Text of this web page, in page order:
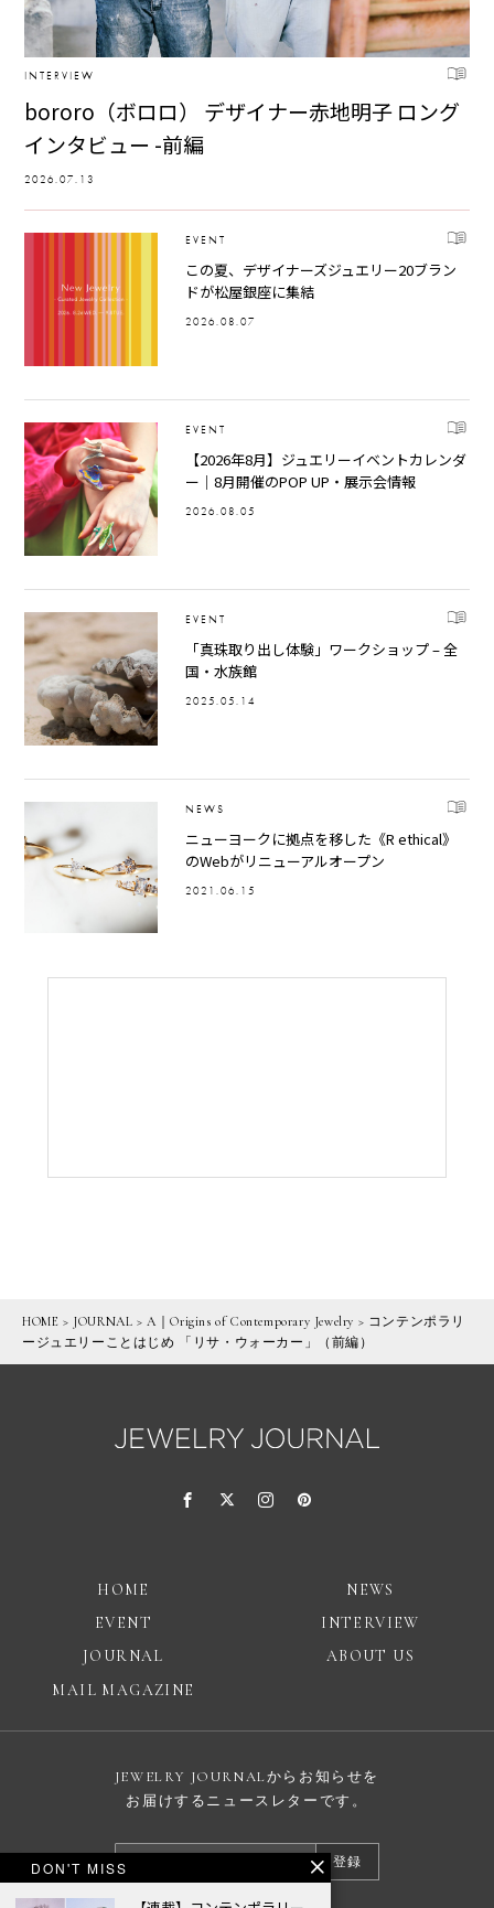
INTERVIEW
bororo（ボロロ） デザイナー赤地明子 ロング
インタビュー -前編
2026.07.13
EVENT
この夏、デザイナーズジュエリー20ブラン
ドが松屋銀座に集結
2026.08.07
EVENT
【2026年8月】ジュエリーイベントカレンダ
ー｜8月開催のPOP UP・展示会情報
2026.08.05
EVENT
「真珠取り出し体験」ワークショップ – 全
国・水族館
2025.05.14
NEWS
ニューヨークに拠点を移した《R ethical》
のWebがリニューアルオープン
2021.06.15
HOME > JOURNAL >A｜Origins of Contemporary Jewelry > コンテンポラリ
ージュエリーことはじめ 「リサ・ウォーカー」（前編）
HOME
NEWS
EVENT
INTERVIEW
JOURNAL
ABOUT US
MAIL MAGAZINE
JEWELRY JOURNALからお知らせを
お届けするニュースレターです。
登録
DON'T MISS